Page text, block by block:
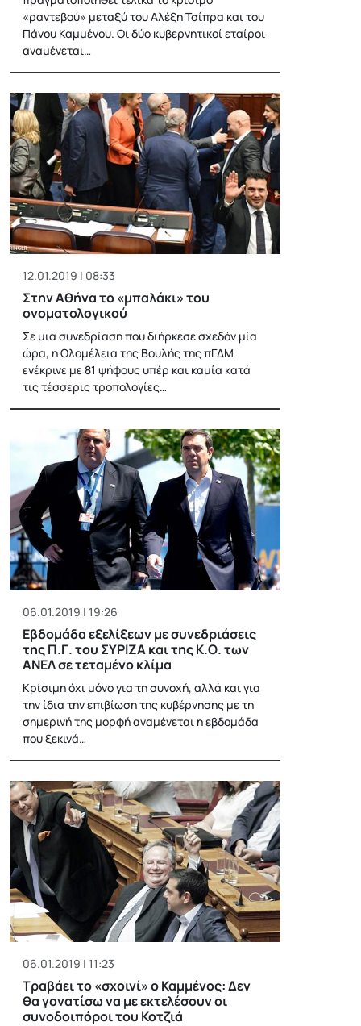
«ραντεβού» μεταξύ του Αλέξη Τσίπρα και του
Πάνου Καμμένου. Οι δύο κυβερνητικοί εταίροι
αναμένεται…
12.01.2019 | 08:33
Στην Αθήνα το «μπαλάκι» του
ονοματολογικού
Σε μια συνεδρίαση που διήρκεσε σχεδόν μία
ώρα, η Ολομέλεια της Βουλής της πΓΔΜ
ενέκρινε με 81 ψήφους υπέρ και καμία κατά
τις τέσσερις τροπολογίες…
06.01.2019 | 19:26
Εβδομάδα εξελίξεων με συνεδριάσεις
της Π.Γ. του ΣΥΡΙΖΑ και της Κ.Ο. των
ΑΝΕΛ σε τεταμένο κλίμα
Κρίσιμη όχι μόνο για τη συνοχή, αλλά και για
την ίδια την επιβίωση της κυβέρνησης με τη
σημερινή της μορφή αναμένεται η εβδομάδα
που ξεκινά…
06.01.2019 | 11:23
Τραβάει το «σχοινί» ο Καμμένος: Δεν
θα γονατίσω να με εκτελέσουν οι
συνοδοιπόροι του Κοτζιά